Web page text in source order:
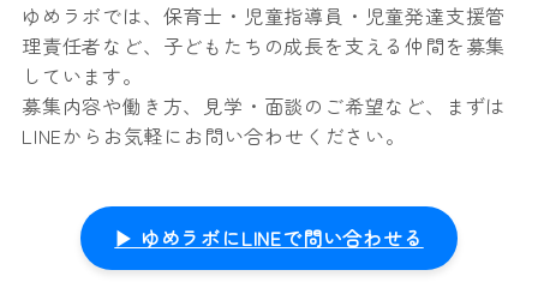
ゆめラボでは、保育士・児童指導員・児童発達支援管
理責任者など、子どもたちの成長を支える仲間を募集
しています。
募集内容や働き方、見学・面談のご希望など、まずは
LINEからお気軽にお問い合わせください。
▶ ゆめラボにLINEで問い合わせる